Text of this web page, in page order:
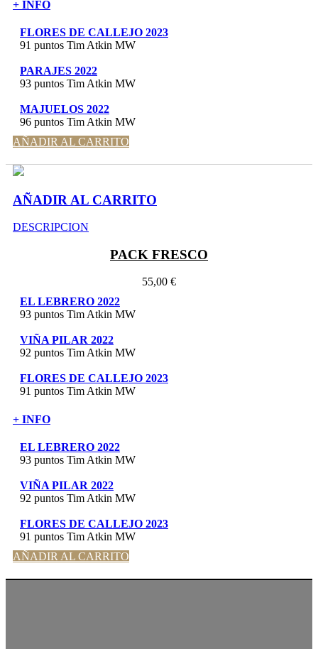
+ INFO
FLORES DE CALLEJO 2023
91 puntos Tim Atkin MW
PARAJES 2022
93 puntos Tim Atkin MW
MAJUELOS 2022
96 puntos Tim Atkin MW
AÑADIR AL CARRITO
AÑADIR AL CARRITO
DESCRIPCION
PACK FRESCO
55,00 €
EL LEBRERO 2022
93 puntos Tim Atkin MW
VIÑA PILAR 2022
92 puntos Tim Atkin MW
FLORES DE CALLEJO 2023
91 puntos Tim Atkin MW
+ INFO
EL LEBRERO 2022
93 puntos Tim Atkin MW
VIÑA PILAR 2022
92 puntos Tim Atkin MW
FLORES DE CALLEJO 2023
91 puntos Tim Atkin MW
AÑADIR AL CARRITO